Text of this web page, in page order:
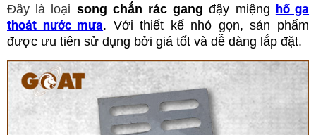
Đây là loại song chắn rác gangđậy miệng hố ga
thoát nước mưa. Với thiết kế nhỏ gọn, sản phẩm
được ưu tiên sử dụng bởi giá tốt và dễ dàng lắp đặt.